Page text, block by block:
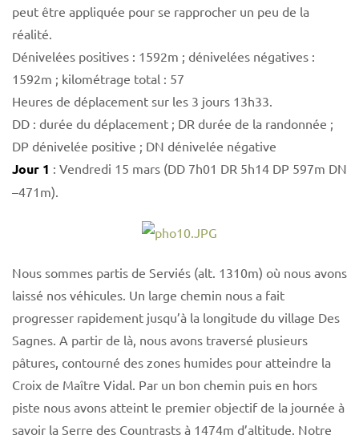
peut être appliquée pour se rapprocher un peu de la
réalité.
Dénivelées positives : 1592m ; dénivelées négatives :
1592m ; kilométrage total : 57
Heures de déplacement sur les 3 jours 13h33.
DD : durée du déplacement ; DR durée de la randonnée ;
DP dénivelée positive ; DN dénivelée négative
Jour 1 : Vendredi 15 mars (DD 7h01 DR 5h14 DP 597m DN
–471m).
Nous sommes partis de Serviés (alt. 1310m) où nous avons
laissé nos véhicules. Un large chemin nous a fait
progresser rapidement jusqu’à la longitude du village Des
Sagnes. A partir de là, nous avons traversé plusieurs
pâtures, contourné des zones humides pour atteindre la
Croix de Maître Vidal. Par un bon chemin puis en hors
piste nous avons atteint le premier objectif de la journée à
savoir la Serre des Countrasts à 1474m d’altitude. Notre